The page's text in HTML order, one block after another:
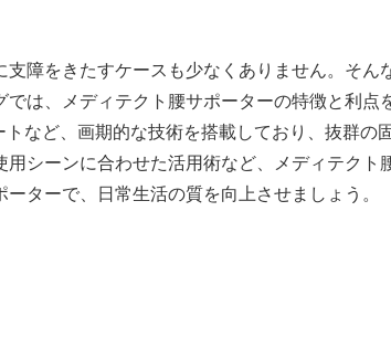
障をきたすケースも少なくありません。そん
は、メディテクト腰サポーターの特徴と利点
など、画期的な技術を搭載しており、抜群の
シーンに合わせた活用術など、メディテクト
ターで、日常生活の質を向上させましょう。